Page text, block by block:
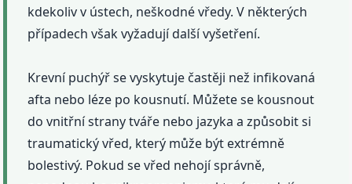
kdekoliv v ústech, neškodné vředy. V některých
případech však vyžadují další vyšetření.
Krevní puchýř se vyskytuje častěji než infikovaná
afta nebo léze po kousnutí. Můžete se kousnout
do vnitřní strany tváře nebo jazyka a způsobit si
traumatický vřed, který může být extrémně
bolestivý. Pokud se vřed nehojí správně,